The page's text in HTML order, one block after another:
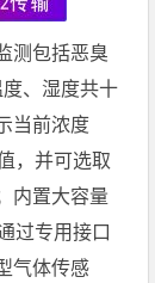
测包括恶臭
、湿度共十
当前浓度
，并可选取
内置大容量
过专用接口
气体传感